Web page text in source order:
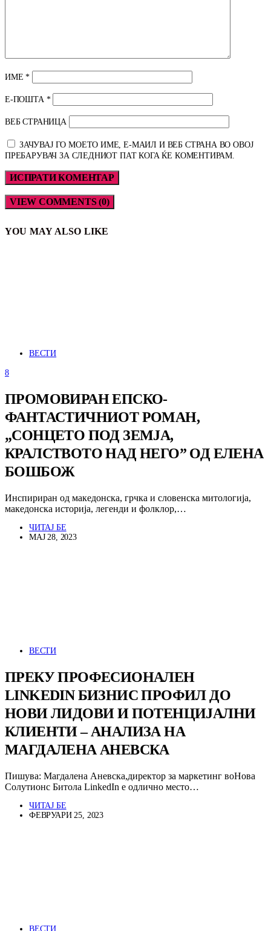
ИМЕ*
Е-ПОШТА *
ВЕБ СТРАНИЦА
ЗАЧУВАЈ ГО МОЕТО ИМЕ, Е-МАИЛ И ВЕБ СТРАНА ВО ОВОЈ
ПРЕБАРУВАЧ ЗА СЛЕДНИОТ ПАТ КОГА ЌЕ КОМЕНТИРАМ.
VIEW COMMENTS (0)
YOU MAY ALSO LIKE
ВЕСТИ
8
ПРОМОВИРАН ЕПСКО-
ФАНТАСТИЧНИОТ РОМАН,
„СОНЦЕТО ПОД ЗЕМЈА,
КРАЛСТВОТО НАД НЕГО” ОД ЕЛЕНА
БОШБОЖ
Инспириран од македонска, грчка и словенска митологија,
македонска историја, легенди и фолклор,…
ЧИТАЈ БЕ
МАЈ 28, 2023
ВЕСТИ
ПРЕКУ ПРОФЕСИОНАЛЕН
LINKEDIN БИЗНИС ПРОФИЛ ДО
НОВИ ЛИДОВИ И ПОТЕНЦИЈАЛНИ
КЛИЕНТИ – АНАЛИЗА НА
МАГДАЛЕНА АНЕВСКА
Пишува: Магдалена Аневска,директор за маркетинг воНова
Солутионс Битола LinkedIn е одлично место…
ЧИТАЈ БЕ
ФЕВРУАРИ 25, 2023
ВЕСТИ